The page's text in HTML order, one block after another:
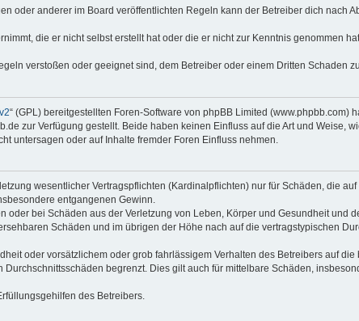
oder anderer im Board veröffentlichten Regeln kann der Betreiber dich nach
die er nicht selbst erstellt hat oder die er nicht zur Kenntnis genommen
verstoßen oder geeignet sind, dem Betreiber oder einem Dritten Schaden
“ (GPL) bereitgestellten Foren-Software von phpBB Limited (www.phpbb.com)
zur Verfügung gestellt. Beide haben keinen Einfluss auf die Art und Weise,
untersagen oder auf Inhalte fremder Foren Einfluss nehmen.
wesentlicher Vertragspflichten (Kardinalpflichten) nur für Schäden, die
entgangenen Gewinn.
bei Schäden aus der Verletzung von Leben, Körper und Gesundheit und
Schäden und im übrigen der Höhe nach auf die vertragstypischen
oder vorsätzlichem oder grob fahrlässigem Verhalten des Betreibers auf die
begrenzt. Dies gilt auch für mittelbare Schäden,
des Betreibers.